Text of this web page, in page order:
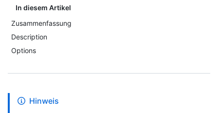
In diesem Artikel
Zusammenfassung
Description
Options
Hinweis